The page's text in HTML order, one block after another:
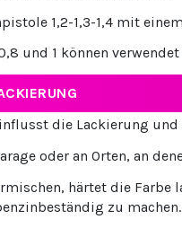
1,2-1,3-1,4 mit
und 1 können
die Lackierung und
oder an Orten, an
härtet die
zu